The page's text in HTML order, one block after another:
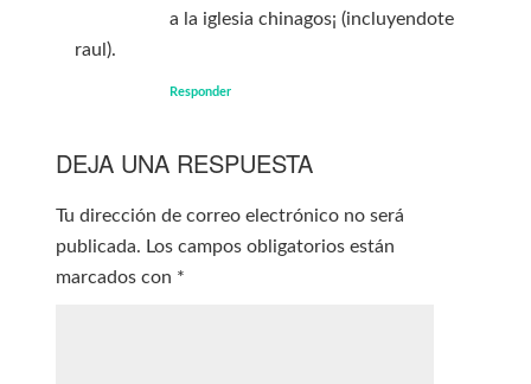
a la iglesia chinagos¡ (incluyendote
raul).
Responder
DEJA UNA RESPUESTA
Tu dirección de correo electrónico no será
publicada. Los campos obligatorios están
marcados con *